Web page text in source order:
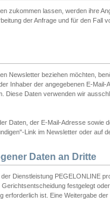
zukommen lassen, werden ihre
der Anfrage und für den Fall
Newsletter beziehen möchten,
Inhaber der angegebenen E-
Diese Daten verwenden wir
Daten, der E-Mail-Adresse
Link im Newsletter oder auf
Daten an Dritte
Dienstleistung PEGELONLINE
festgelegt
erforderlich ist. Eine Weitergabe